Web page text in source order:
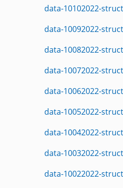
data-10102022-
data-10092022-
data-10082022-
data-10072022-
data-10062022-
data-10052022-
data-10042022-
data-10032022-
data-10022022-